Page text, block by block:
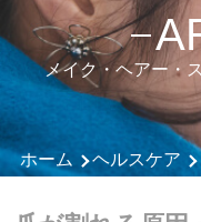
メイク・ヘアー・
ホーム ヘルスケア